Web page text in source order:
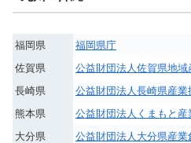
福岡県
福岡県庁
佐賀県
公益財団法人佐賀県地
長崎県
公益財団法人長崎県産業
熊本県
公益財団法人くまもと産
大分県
公益財団法人大分県産業